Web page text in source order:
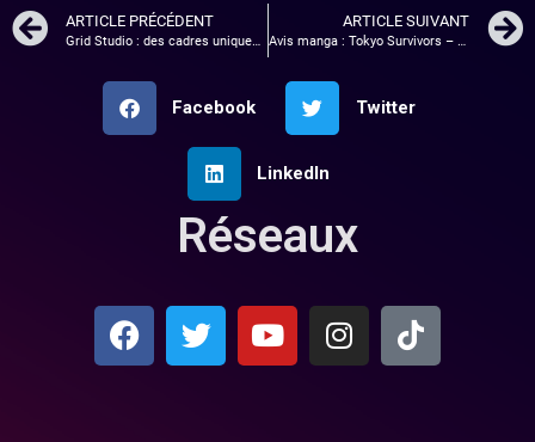
ARTICLE PRÉCÉDENT
Grid Studio : des cadres uniques pour les passionnés !
ARTICLE SUIVANT
Avis manga : Tokyo Survivors – Tome 2
Facebook Twitter
LinkedIn
Réseaux